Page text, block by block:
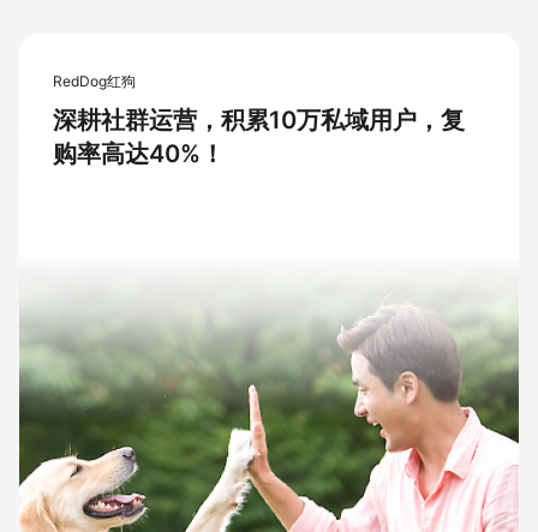
RedDog红狗
深耕社群运营，积累10万私域用户，复
购率高达40%！